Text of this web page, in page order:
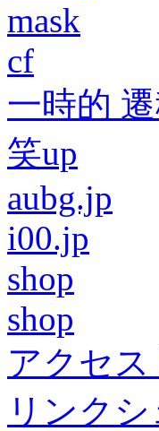
mask
cf
一時的
笑up
aubg.jp
i00.jp
shop
shop
アクセ
リンク